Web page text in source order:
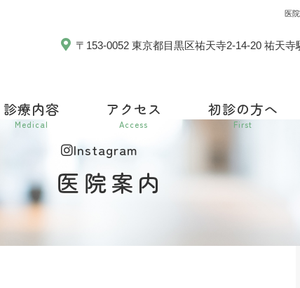
医
〒153-0052 東京都目黒区祐天寺2-14-20 祐天寺
診療内容
Medical
アクセス
Access
初診の方へ
First
Instagram
医院案内